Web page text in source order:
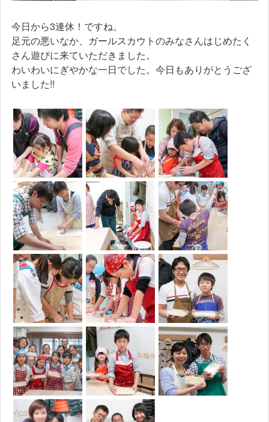
今日から3連休！ですね。
足元の悪いなか、ガールスカウトのみなさんはじめたく
さん遊びに来ていただきました。
わいわいにぎやかな一日でした。今日もありがとうござ
いました!!